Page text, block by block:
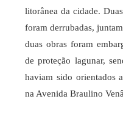
litorânea da cidade.
foram derrubadas,
duas obras foram
de proteção lagunar,
haviam sido orientados
na Avenida Braulino